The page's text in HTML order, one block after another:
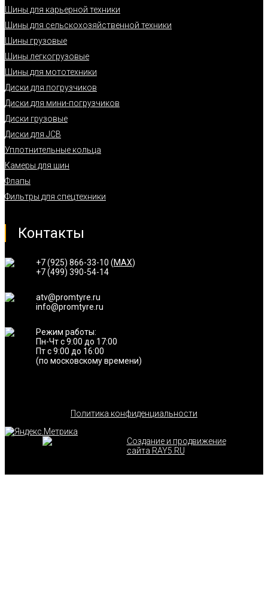
Шины для карьерной техники
Шины для сельскохозяйственной техники
Шины грузовые
Шины легкогрузовые
Шины для мототехники
Диски для погрузчиков
Диски для мини-погрузчиков
Диски грузовые
Диски для JCB
Уплотнительные кольца
Камеры для шин
Флапы
Фильтры для спецтехники
Контакты
+7 (925) 866-33-10 (MAX)
+7 (499) 390-54-14
atv@promtyre.ru
info@promtyre.ru
Режим работы:
Пн-Чт с 9:00 до 17:00
Пт с 9:00 до 16:00
(по московскому времени)
Политика конфиденциальности
Создание и продвижение
сайта RAY5.RU